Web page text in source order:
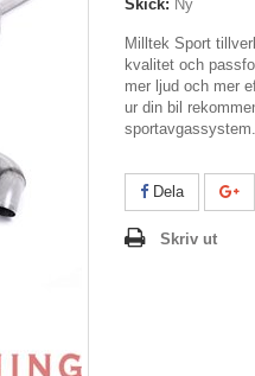
Skick: Ny
Milltek Sport
kvalitet och
mer ljud och mer
ur din bil
sportavgassystem.
Dela
Skriv ut